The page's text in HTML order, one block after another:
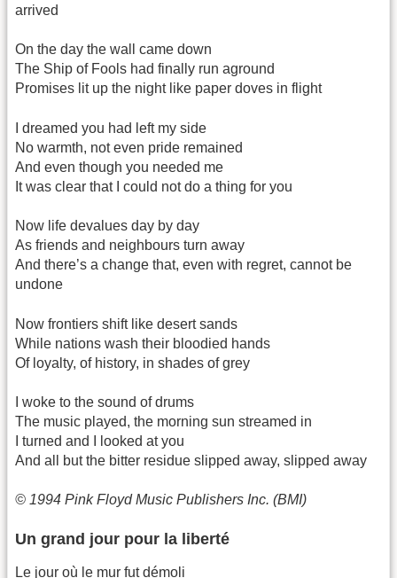
arrived
On the day the wall came down
The Ship of Fools had finally run aground
Promises lit up the night like paper doves in flight
I dreamed you had left my side
No warmth, not even pride remained
And even though you needed me
It was clear that I could not do a thing for you
Now life devalues day by day
As friends and neighbours turn away
And there’s a change that, even with regret, cannot be
undone
Now frontiers shift like desert sands
While nations wash their bloodied hands
Of loyalty, of history, in shades of grey
I woke to the sound of drums
The music played, the morning sun streamed in
I turned and I looked at you
And all but the bitter residue slipped away, slipped away
© 1994 Pink Floyd Music Publishers Inc. (BMI)
Un grand jour pour la liberté
Le jour où le mur fut démoli